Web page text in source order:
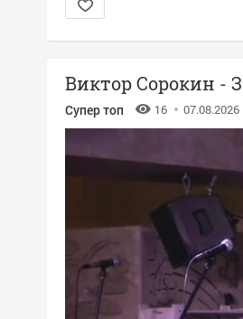
Виктор Сорокин -
Супер топ 16 07.08.2026